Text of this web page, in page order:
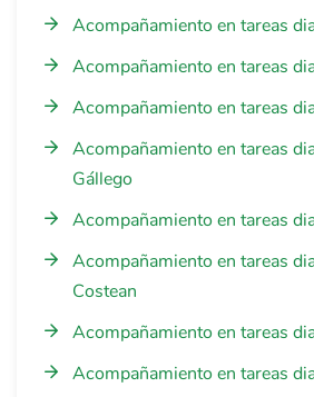
Acompañamiento en tareas
Acompañamiento en tareas
Acompañamiento en tareas
Acompañamiento en tareas
Gállego
Acompañamiento en tareas
Acompañamiento en tareas
Costean
Acompañamiento en tareas
Acompañamiento en tareas